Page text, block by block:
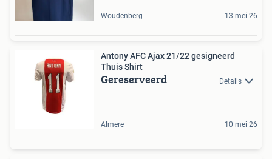
Woudenberg 13 mei 26
Antony AFC Ajax 21/22 gesigneerd
Thuis Shirt
Gereserveerd Details
Almere 10 mei 26